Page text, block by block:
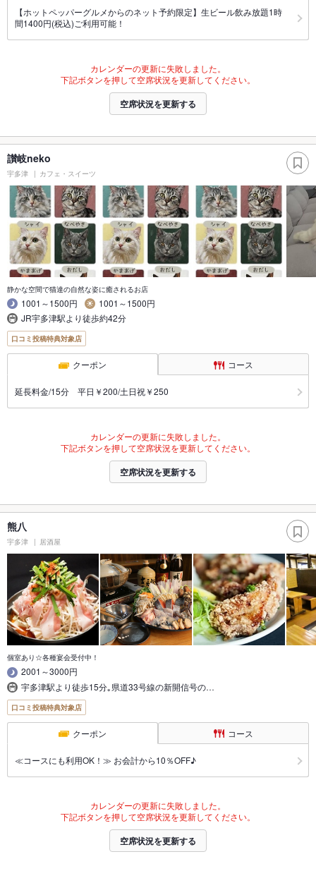
【ホットペッパーグルメからのネット予約限定】生ビール飲み放題1時
間1400円(税込)ご利用可能！
カレンダーの更新に失敗しました。
下記ボタンを押して空席状況を更新してください。
空席状況を更新する
讃岐neko
宇多津 カフェ・スイーツ
静かな空間で猫達の自然な姿に癒されるお店
1001～1500円
1001～1500円
JR宇多津駅より徒歩約42分
口コミ投稿特典対象店
クーポン コース
延長料金/15分 平日￥200/土日祝￥250
カレンダーの更新に失敗しました。
下記ボタンを押して空席状況を更新してください。
空席状況を更新する
熊八
宇多津 居酒屋
個室あり☆各種宴会受付中！
2001～3000円
宇多津駅より徒歩15分｡県道33号線の新開信号の…
口コミ投稿特典対象店
クーポン コース
≪コースにも利用OK！≫ お会計から10％OFF♪
カレンダーの更新に失敗しました。
下記ボタンを押して空席状況を更新してください。
空席状況を更新する